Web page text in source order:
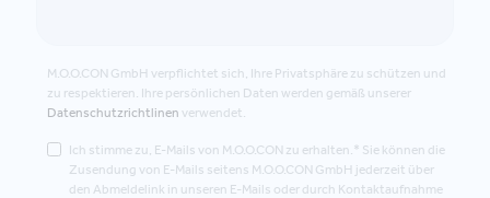
M.O.O.CON GmbH verpflichtet sich, Ihre Privatsphäre zu schützen und
zu respektieren. Ihre persönlichen Daten werden gemäß unserer
Datenschutzrichtlinen verwendet.
Ich stimme zu, E-Mails von M.O.O.CON zu erhalten.* Sie können die
Zusendung von E-Mails seitens M.O.O.CON GmbH jederzeit über
den Abmeldelink in unseren E-Mails oder durch Kontaktaufnahme